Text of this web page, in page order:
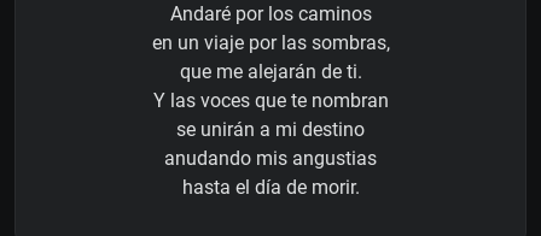
Andaré por los caminos
en un viaje por las sombras,
que me alejarán de ti.
Y las voces que te nombran
se unirán a mi destino
anudando mis angustias
hasta el día de morir.